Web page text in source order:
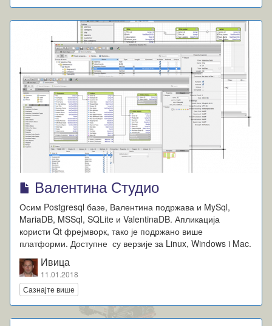
Валентина Студио
Осим Postgresql базе, Валентина подржава и MySql,
MariaDB, MSSql, SQLite и ValentinaDB. Апликација
користи Qt фрејмворк, тако је подржано више
платформи. Доступне су верзије за Linux, Windows i Mac.
Ивица
11.01.2018
Сазнајте више